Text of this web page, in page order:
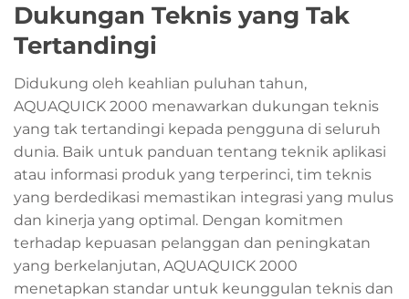
Dukungan Teknis yang Tak
Tertandingi
Didukung oleh keahlian puluhan tahun,
AQUAQUICK 2000 menawarkan dukungan teknis
yang tak tertandingi kepada pengguna di seluruh
dunia. Baik untuk panduan tentang teknik aplikasi
atau informasi produk yang terperinci, tim teknis
yang berdedikasi memastikan integrasi yang mulus
dan kinerja yang optimal. Dengan komitmen
terhadap kepuasan pelanggan dan peningkatan
yang berkelanjutan, AQUAQUICK 2000
menetapkan standar untuk keunggulan teknis dan